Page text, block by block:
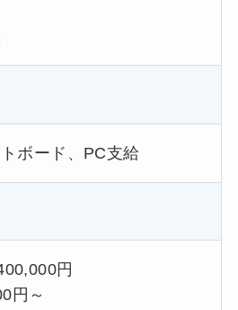
ボード、PC支給
円
円～